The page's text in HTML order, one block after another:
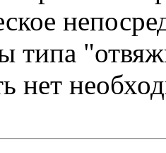
типа
нет